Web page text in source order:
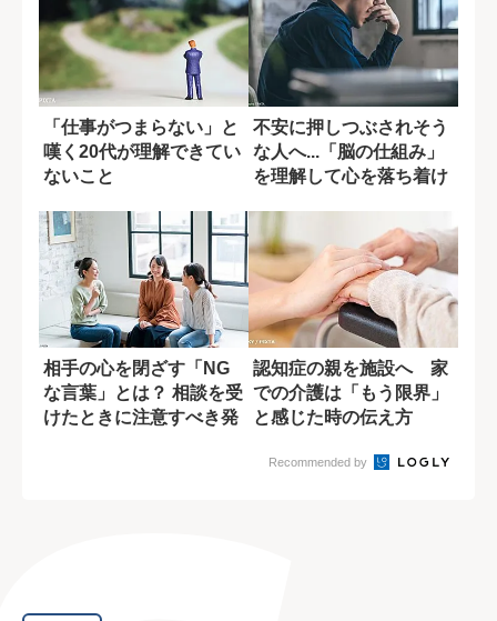
「仕事がつまらない」と
嘆く20代が理解できてい
ないこと
不安に押しつぶされそう
な人へ...「脳の仕組み」
を理解して心を落ち着け
相手の心を閉ざす「NG
な言葉」とは？ 相談を受
けたときに注意すべき発
認知症の親を施設へ 家
での介護は「もう限界」
と感じた時の伝え方
Recommended by